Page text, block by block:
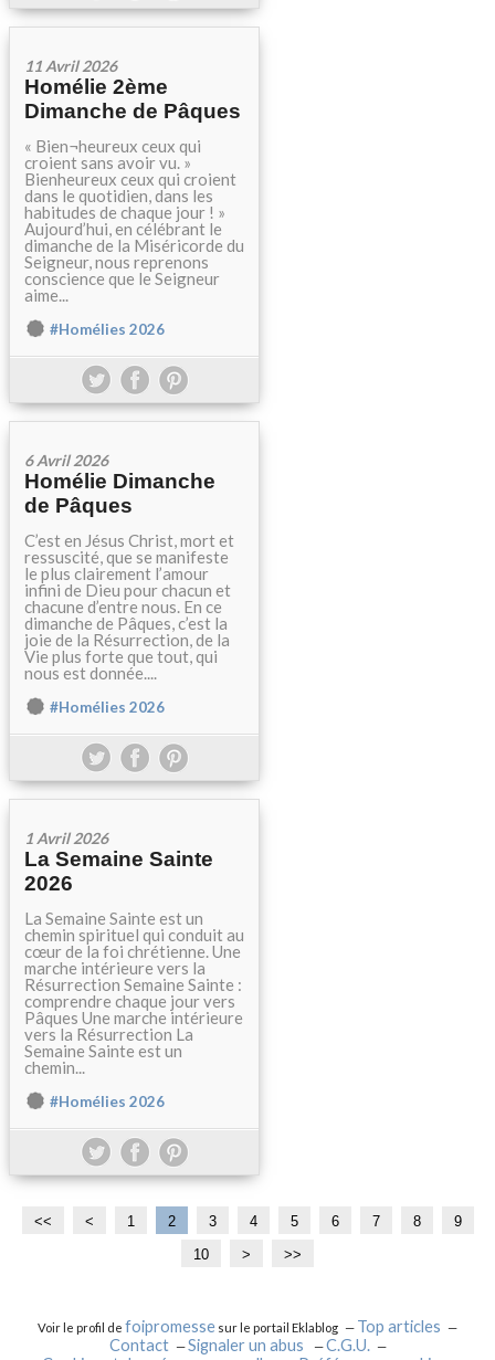
11 Avril 2026
Homélie 2ème
Dimanche de Pâques
« Bien¬heureux ceux qui
croient sans avoir vu. »
Bienheureux ceux qui croient
dans le quotidien, dans les
habitudes de chaque jour ! »
Aujourd’hui, en célébrant le
dimanche de la Miséricorde du
Seigneur, nous reprenons
conscience que le Seigneur
aime...
#Homélies 2026
6 Avril 2026
Homélie Dimanche
de Pâques
C’est en Jésus Christ, mort et
ressuscité, que se manifeste
le plus clairement l’amour
infini de Dieu pour chacun et
chacune d’entre nous. En ce
dimanche de Pâques, c’est la
joie de la Résurrection, de la
Vie plus forte que tout, qui
nous est donnée....
#Homélies 2026
1 Avril 2026
La Semaine Sainte
2026
La Semaine Sainte est un
chemin spirituel qui conduit au
cœur de la foi chrétienne. Une
marche intérieure vers la
Résurrection Semaine Sainte :
comprendre chaque jour vers
Pâques Une marche intérieure
vers la Résurrection La
Semaine Sainte est un
chemin...
#Homélies 2026
<< < 1 2 3 4 5 6 7 8
9
10
2
3
4
5
6
7
> >>
Voir le profil de foipromesse sur le portail Eklablog
Top articles
Contact
Signaler un abus
C.G.U.